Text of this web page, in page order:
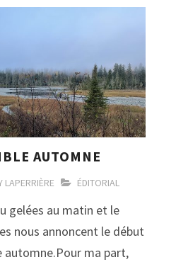
AUTOMNE
LAPERRIÈRE ÉDITORIAL
gelées au matin et le
nous annoncent le début
automne.Pour ma part,